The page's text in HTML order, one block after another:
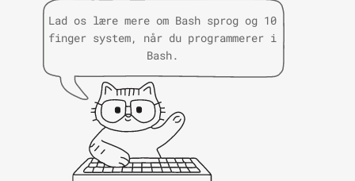
Lad os lære mere om Bash sprog og 10
finger system, når du programmerer i
Bash.